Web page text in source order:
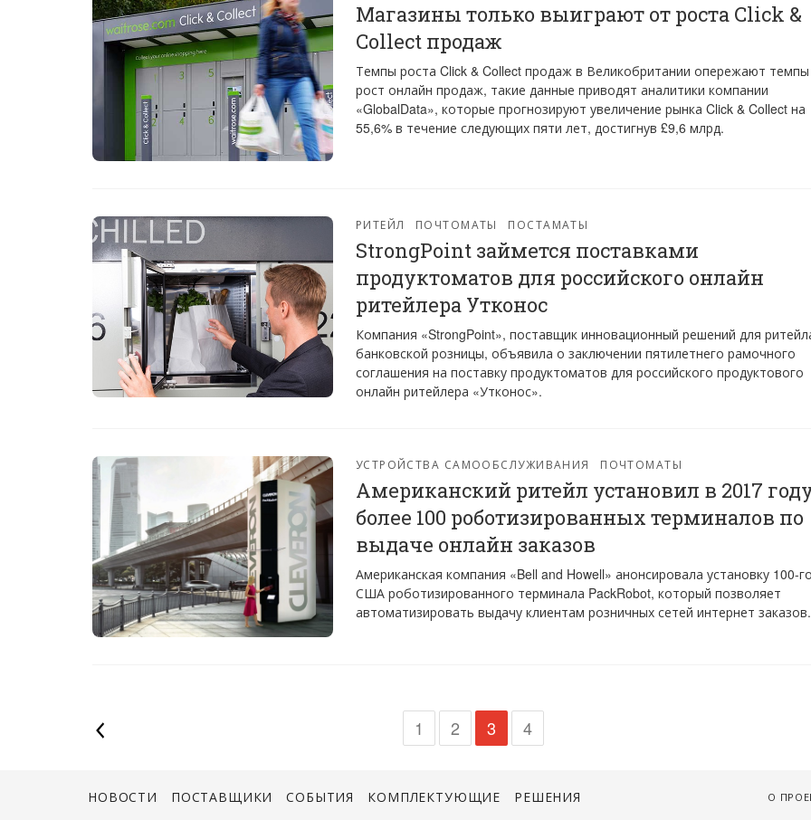
Магазины только выиграют от роста Click &
Collect продаж
Темпы роста Click & Collect продаж в Великобритании опережают темпы
рост онлайн продаж, такие данные приводят аналитики компании
«GlobalData», которые прогнозируют увеличение рынка Click & Collect на
55,6% в течение следующих пяти лет, достигнув £9,6 млрд.
РИТЕЙЛ ПОЧТОМАТЫ ПОСТАМАТЫ
StrongPoint займется поставками
продуктоматов для российского онлайн
ритейлера Утконос
Компания «StrongPoint», поставщик инновационный решений для
банковской розницы, объявила о заключении пятилетнего рамочного
соглашения на поставку продуктоматов для российского продуктового
онлайн ритейлера «Утконос».
УСТРОЙСТВА САМООБСЛУЖИВАНИЯ ПОЧТОМАТЫ
Американский ритейл установил в 2017
более 100 роботизированных терминалов по
выдаче онлайн заказов
Американская компания «Bell and Howell» анонсировала установку 100-
США роботизированного терминала PackRobot, который позволяет
автоматизировать выдачу клиентам розничных сетей интернет заказов.
1 2 3 4
О
НОВОСТИ ПОСТАВЩИКИ СОБЫТИЯ КОМПЛЕКТУЮЩИЕ РЕШЕНИЯ